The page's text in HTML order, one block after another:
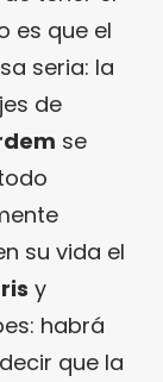
es que el
seria: la
de
se
su vida el
y
habrá
que la